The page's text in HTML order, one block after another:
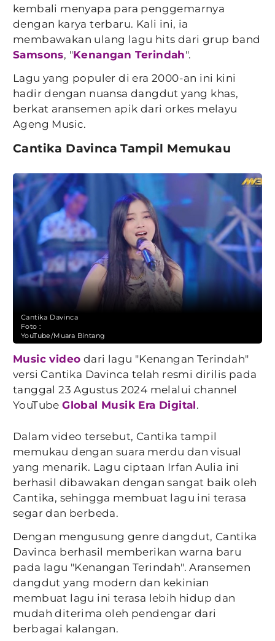
kembali menyapa para penggemarnya
dengan karya terbaru. Kali ini, ia
membawakan ulang lagu hits dari grup band
Samsons, "Kenangan Terindah".
Lagu yang populer di era 2000-an ini kini
hadir dengan nuansa dangdut yang khas,
berkat aransemen apik dari orkes melayu
Ageng Music.
Cantika Davinca Tampil Memukau
Cantika Davinca
Foto :
YouTube/Muara Bintang
Music video dari lagu "Kenangan Terindah"
versi Cantika Davinca telah resmi dirilis pada
tanggal 23 Agustus 2024 melalui channel
YouTubeGlobal Musik Era Digital.
Dalam video tersebut, Cantika tampil
memukau dengan suara merdu dan visual
yang menarik. Lagu ciptaan Irfan Aulia ini
berhasil dibawakan dengan sangat baik oleh
Cantika, sehingga membuat lagu ini terasa
segar dan berbeda.
Dengan mengusung genre dangdut, Cantika
Davinca berhasil memberikan warna baru
pada lagu "Kenangan Terindah". Aransemen
dangdut yang modern dan kekinian
membuat lagu ini terasa lebih hidup dan
mudah diterima oleh pendengar dari
berbagai kalangan.